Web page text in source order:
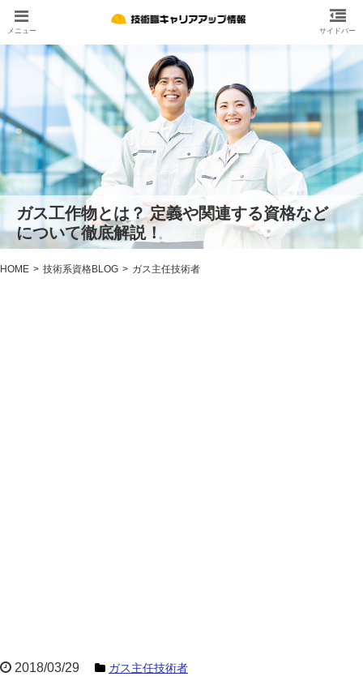
ガス工作物とは？ 定義や関連する資格など
について徹底解説！
HOME 技術系資格BLOG ガス主任技術者
2018/03/29 ガス主任技術者